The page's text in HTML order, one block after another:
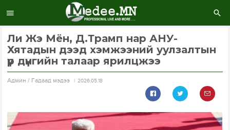
Ли Жэ Мён, Д.Трамп нар АНУ-
Хятадын дээд хэмжээний уулзалтын
үр дүнгийн талаар ярилцжээ
Aдмин / Гадаад мэдээ 2026.05.18